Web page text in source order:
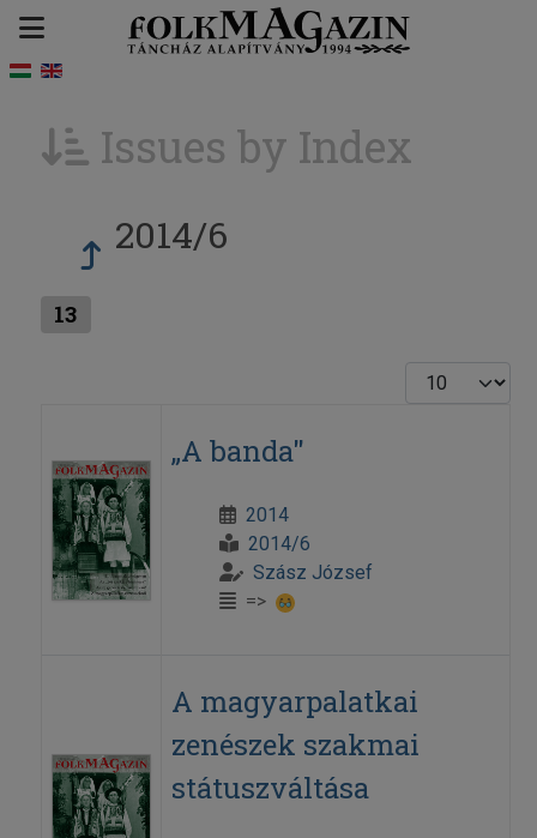
Issues by Index
2014/6
13
Display #
„A banda"
2014
2014/6
Szász József
=>
A magyarpalatkai
zenészek szakmai
státuszváltása